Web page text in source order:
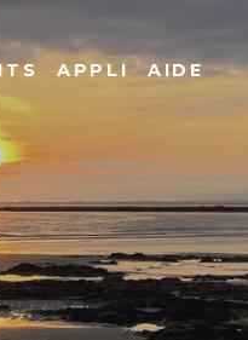
APPLI AIDE